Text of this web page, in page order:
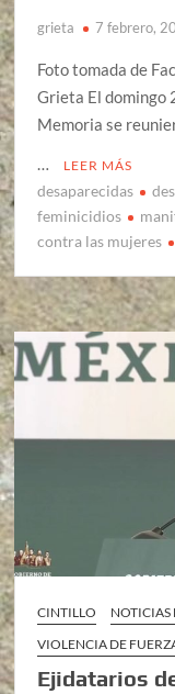
grieta 7 febrero,
Foto tomada de
Grieta El domingo
Memoria se
LEER MÁS
desaparecidas
feminicidios
contra las mujeres
CINTILLO NOTICIAS
VIOLENCIA DE
Ejidatarios